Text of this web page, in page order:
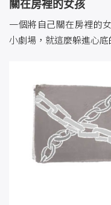
關在房裡的女孩
一個將自己關在房裡的
小劇場，就這麼躲進心底